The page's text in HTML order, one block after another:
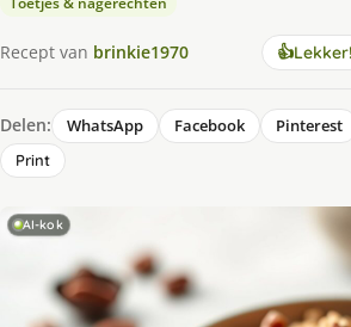
Recept van brinkie1970 👍Lekker!
Delen: WhatsApp Facebook Pinterest
Print
AI-kok